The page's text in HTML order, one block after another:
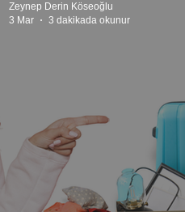
Zeynep Derin Köseoğlu
3 Mar
3 dakikada okunur